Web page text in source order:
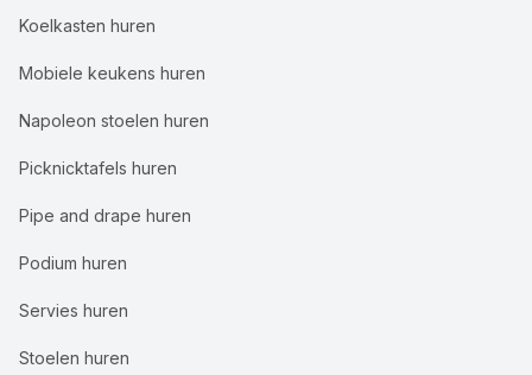
Koelkasten huren
Mobiele keukens huren
Napoleon stoelen huren
Picknicktafels huren
Pipe and drape huren
Podium huren
Servies huren
Stoelen huren